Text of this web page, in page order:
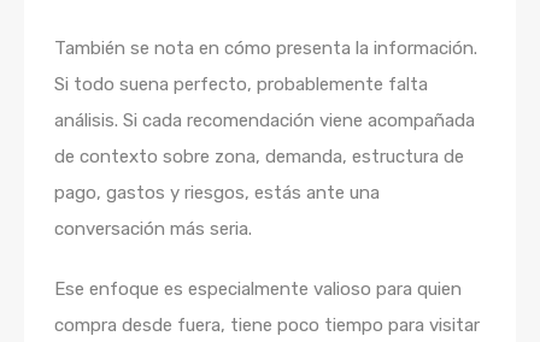
También se nota en cómo presenta la información.
Si todo suena perfecto, probablemente falta
análisis. Si cada recomendación viene acompañada
de contexto sobre zona, demanda, estructura de
pago, gastos y riesgos, estás ante una
conversación más seria.
Ese enfoque es especialmente valioso para quien
compra desde fuera, tiene poco tiempo para visitar